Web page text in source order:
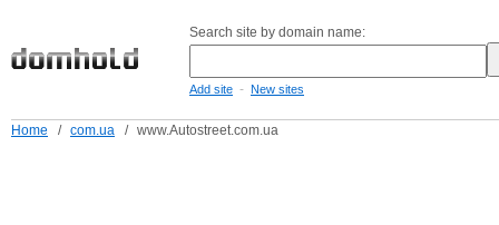
Search site by domain name:
Add site - New sites
Home / com.ua / www.Autostreet.com.ua